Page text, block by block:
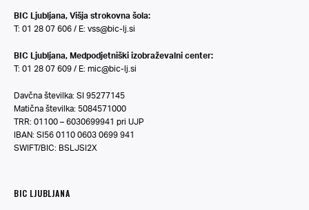
BIC Ljubljana, Višja strokovna šola:
T: 01 28 07 606 / E: vss@bic-lj.si
BIC Ljubljana, Medpodjetniški izobraževalni center:
T: 01 28 07 609 / E: mic@bic-lj.si
Davčna številka: SI 95277145
Matična številka: 5084571000
TRR: 01100 – 6030699941 pri UJP
IBAN: SI56 0110 0603 0699 941
SWIFT/BIC: BSLJSI2X
BIC LJUBLJANA